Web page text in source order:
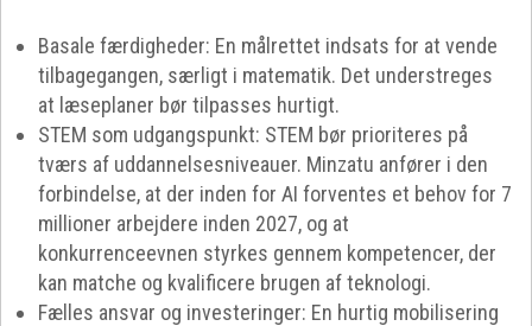
Basale færdigheder: En målrettet indsats for at vende
tilbagegangen, særligt i matematik. Det understreges
at læseplaner bør tilpasses hurtigt.
STEM som udgangspunkt: STEM bør prioriteres på
tværs af uddannelsesniveauer. Minzatu anfører i den
forbindelse, at der inden for AI forventes et behov for 7
millioner arbejdere inden 2027, og at
konkurrenceevnen styrkes gennem kompetencer, der
kan matche og kvalificere brugen af teknologi.
Fælles ansvar og investeringer: En hurtig mobilisering